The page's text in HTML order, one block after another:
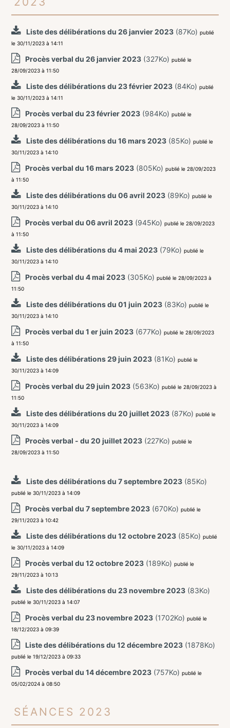
Liste des délibérations du 26 janvier 2023 (87Ko)publié
le 30/11/2023 à 14:11
Procès verbal du 26 janvier 2023 (327Ko)publié le
28/09/2023 à 11:50
Liste des délibérations du 23 février 2023 (84Ko)publié
le 30/11/2023 à 14:11
Procès verbal du 23 février 2023 (984Ko)publié le
28/09/2023 à 11:50
Liste des délibérations du 16 mars 2023 (85Ko)publié le
30/11/2023 à 14:10
Procès verbal du 16 mars 2023 (805Ko)publié le 28/09/2023
à 11:50
Liste des délibérations du 06 avril 2023 (89Ko)publié le
30/11/2023 à 14:10
Procès verbal du 06 avril 2023 (945Ko)publié le 28/09/2023
à 11:50
Liste des délibérations du 4 mai 2023 (79Ko)publié le
30/11/2023 à 14:10
Procès verbal du 4 mai 2023 (305Ko)publié le 28/09/2023 à
11:50
Liste des délibérations du 01 juin 2023 (83Ko)publié le
30/11/2023 à 14:10
Procès verbal du 1 er juin 2023 (677Ko)publié le 28/09/2023
à 11:50
Liste des délibérations 29 juin 2023 (81Ko)publié le
30/11/2023 à 14:09
Procès verbal du 29 juin 2023 (563Ko)publié le 28/09/2023 à
11:50
Liste des délibérations du 20 juillet 2023 (87Ko)publié le
30/11/2023 à 14:09
Procès verbal - du 20 juillet 2023 (227Ko)publié le
28/09/2023 à 11:50
Liste des délibérations du 7 septembre 2023 (85Ko)
publié le 30/11/2023 à 14:09
Procès verbal du 7 septembre 2023 (670Ko)publié le
29/11/2023 à 10:42
Liste des délibérations du 12 octobre 2023 (85Ko)publié
le 30/11/2023 à 14:09
Procès verbal du 12 octobre 2023 (189Ko)publié le
29/11/2023 à 10:13
Liste des délibérations du 23 novembre 2023 (83Ko)
publié le 30/11/2023 à 14:07
Procès verbal du 23 novembre 2023 (1702Ko)publié le
18/12/2023 à 09:39
Liste des délibérations du 12 décembre 2023 (1878Ko)
publié le 19/12/2023 à 09:33
Procès verbal du 14 décembre 2023 (757Ko)publié le
05/02/2024 à 08:50
Séances 2023